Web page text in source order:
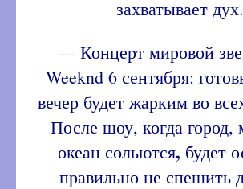
захватывает дух.
— Концерт мировой
Weeknd 6 сентября:
вечер будет жарким во
После шоу, когда город,
океан сольются, будет
правильно не спешить